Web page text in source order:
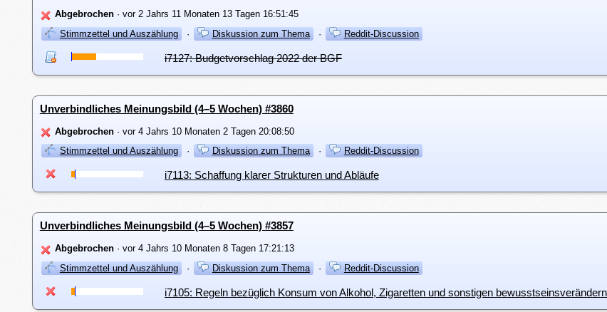
Abgebrochen· vor 2 Jahrs 11 Monaten 13 Tagen 16:51:45
Stimmzettel und Auszählung
· Diskussion zum Thema · Reddit-Discussion
i7127: Budgetvorschlag 2022 der BGF
Unverbindliches Meinungsbild (4–5 Wochen) #3860
Abgebrochen· vor 4 Jahrs 10 Monaten 2 Tagen 20:08:50
Stimmzettel und Auszählung
· Diskussion zum Thema · Reddit-Discussion
i7113: Schaffung klarer Strukturen und Abläufe
Unverbindliches Meinungsbild (4–5 Wochen) #3857
Abgebrochen· vor 4 Jahrs 10 Monaten 8 Tagen 17:21:13
Stimmzettel und Auszählung
· Diskussion zum Thema · Reddit-Discussion